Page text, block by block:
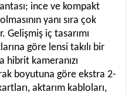
ince ve kompakt
yanı sıra çok
Gelişmiş iç tasarımı
göre lensi takılı bir
hibrit kameranızı
boyutuna göre ekstra 2-
aktarım kabloları,